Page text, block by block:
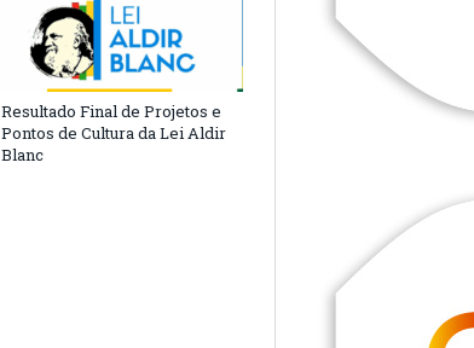
Resultado Final de Projetos e
Pontos de Cultura da Lei Aldir
Blanc